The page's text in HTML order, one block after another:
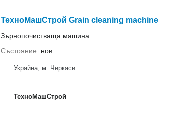
ТехноМашСтрой Grain cleaning machine
Зърнопочистваща машина
Състояние
нов
Украйна, м. Черкаси
ТехноМашСтрой